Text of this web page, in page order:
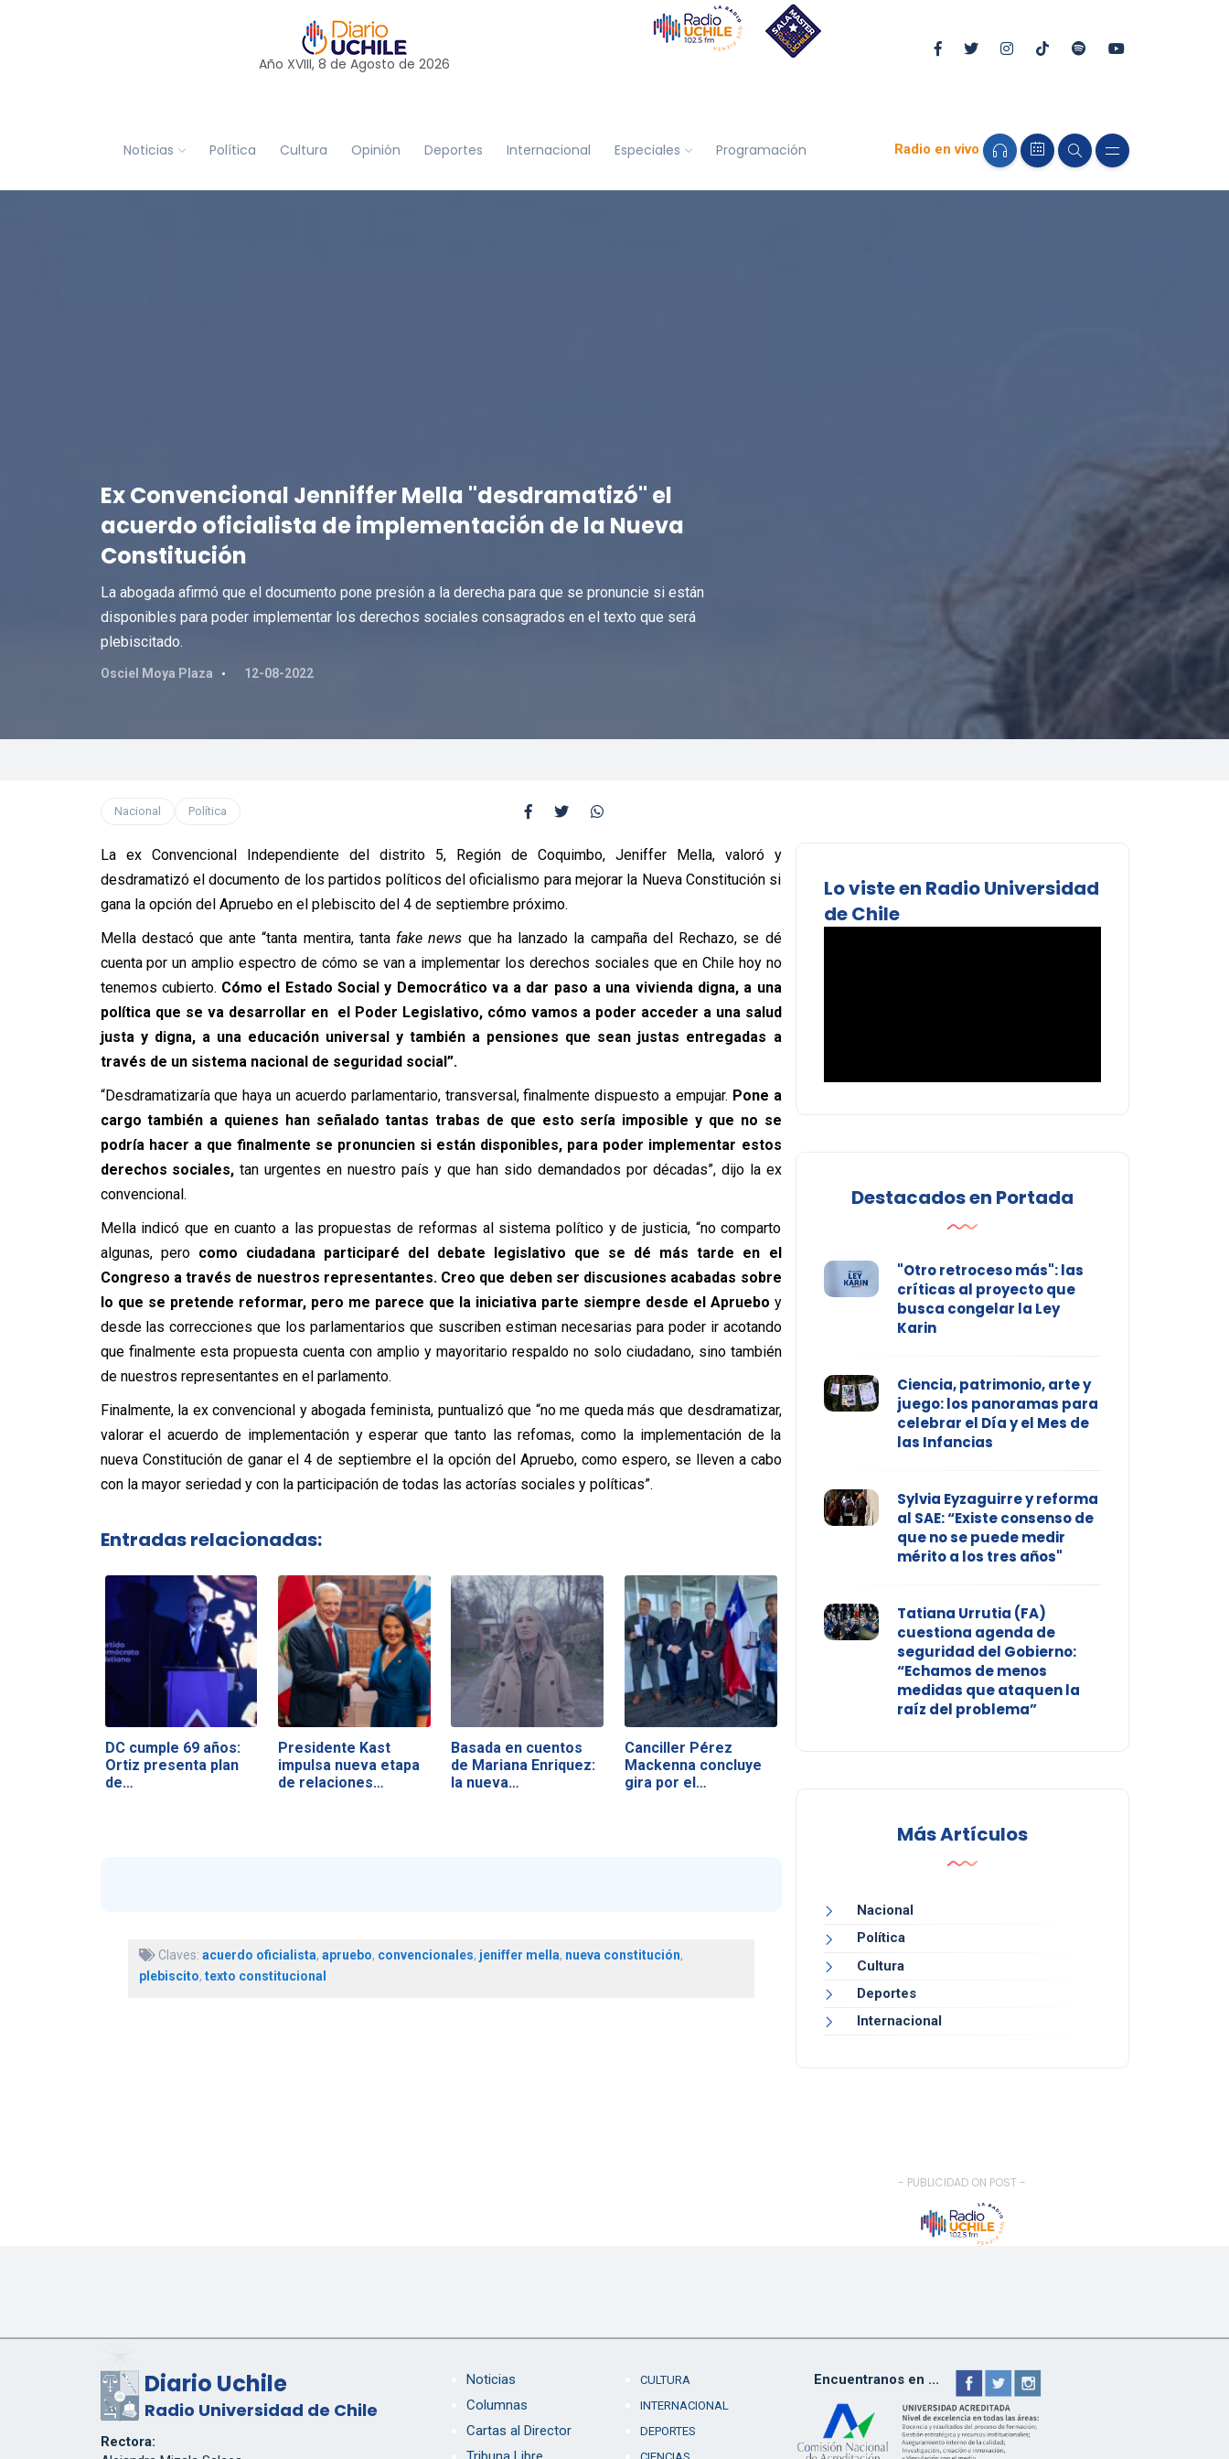
Año XVIII, 8 de Agosto de 2026
Noticias Política Cultura Opinión Deportes Internacional Especiales Programación Radio en vivo
Ex Convencional Jenniffer Mella "desdramatizó" el
acuerdo oficialista de implementación de la Nueva
Constitución
La abogada afirmó que el documento pone presión a la derecha para que se pronuncie si están
disponibles para poder implementar los derechos sociales consagrados en el texto que será
plebiscitado.
Osciel Moya Plaza 12-08-2022
Nacional Política
La ex Convencional Independiente del distrito 5, Región de Coquimbo, Jeniffer Mella, valoró y
desdramatizó el documento de los partidos políticos del oficialismo para mejorar la Nueva Constitución si
gana la opción del Apruebo en el plebiscito del 4 de septiembre próximo.
Mella destacó que ante “tanta mentira, tanta fake news que ha lanzado la campaña del Rechazo, se dé
cuenta por un amplio espectro de cómo se van a implementar los derechos sociales que en Chile hoy no
tenemos cubierto. Cómo el Estado Social y Democrático va a dar paso a una vivienda digna, a una
política que se va desarrollar en el Poder Legislativo, cómo vamos a poder acceder a una salud
justa y digna, a una educación universal y también a pensiones que sean justas entregadas a
través de un sistema nacional de seguridad social”.
“Desdramatizaría que haya un acuerdo parlamentario, transversal, finalmente dispuesto a empujar. Pone a
cargo también a quienes han señalado tantas trabas de que esto sería imposible y que no se
podría hacer a que finalmente se pronuncien si están disponibles, para poder implementar estos
derechos sociales, tan urgentes en nuestro país y que han sido demandados por décadas”, dijo la ex
convencional.
Mella indicó que en cuanto a las propuestas de reformas al sistema político y de justicia, “no comparto
algunas, pero como ciudadana participaré del debate legislativo que se dé más tarde en el
Congreso a través de nuestros representantes. Creo que deben ser discusiones acabadas sobre
lo que se pretende reformar, pero me parece que la iniciativa parte siempre desde el Apruebo y
desde las correcciones que los parlamentarios que suscriben estiman necesarias para poder ir acotando
que finalmente esta propuesta cuenta con amplio y mayoritario respaldo no solo ciudadano, sino también
de nuestros representantes en el parlamento.
Finalmente, la ex convencional y abogada feminista, puntualizó que “no me queda más que desdramatizar,
valorar el acuerdo de implementación y esperar que tanto las refomas, como la implementación de la
nueva Constitución de ganar el 4 de septiembre el la opción del Apruebo, como espero, se lleven a cabo
con la mayor seriedad y con la participación de todas las actorías sociales y políticas”.
Entradas relacionadas:
DC cumple 69 años:
Ortiz presenta plan
de…
Presidente Kast
impulsa nueva etapa
de relaciones…
Basada en cuentos
de Mariana Enriquez:
la nueva…
Canciller Pérez
Mackenna concluye
gira por el…
Claves: acuerdo oficialista, apruebo, convencionales, jeniffer mella, nueva constitución,
plebiscito, texto constitucional
Lo viste en Radio Universidad
de Chile
Destacados en Portada
"Otro retroceso más": las
críticas al proyecto que
busca congelar la Ley
Karin
Ciencia, patrimonio, arte y
juego: los panoramas para
celebrar el Día y el Mes de
las Infancias
Sylvia Eyzaguirre y reforma
al SAE: “Existe consenso de
que no se puede medir
mérito a los tres años"
Tatiana Urrutia (FA)
cuestiona agenda de
seguridad del Gobierno:
“Echamos de menos
medidas que ataquen la
raíz del problema”
Más Artículos
Nacional
Política
Cultura
Deportes
Internacional
- PUBLICIDAD ON POST -
Diario Uchile
Radio Universidad de Chile
Rectora:
Noticias
Columnas
Cartas al Director
CULTURA
INTERNACIONAL
DEPORTES
Encuentranos en ...